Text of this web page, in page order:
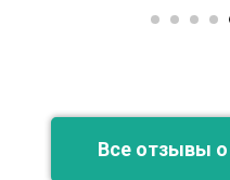
Все отзывы